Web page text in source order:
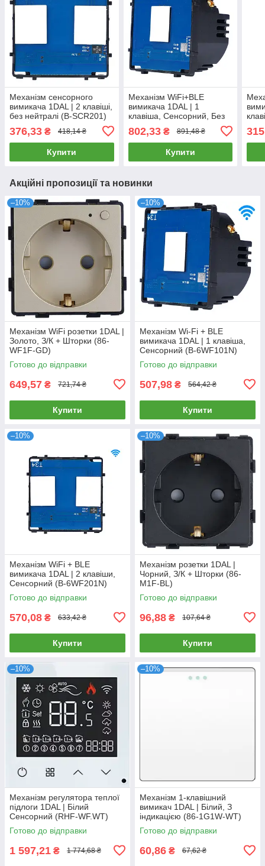
Механізм сенсорного
вимикача 1DAL | 2 клавіші,
без нейтралі (B-SCR201)
376,33 ₴ 418,14 ₴
Купити
Механізм WiFi+BLE
вимикача 1DAL | 1
клавіша, Сенсорний, Без
802,33₴ 891,48 ₴
Купити
Акційні пропозиції та новинки
–10%
Механізм WiFi розетки 1DAL |
Золото, З/К + Шторки (86-
WF1F-GD)
Готово до відправки
649,57 ₴ 721,74 ₴
Купити
–10%
Механізм Wi-Fi + BLE
вимикача 1DAL | 1 клавіша,
Сенсорний (B-6WF101N)
Готово до відправки
507,98 ₴ 564,42 ₴
Купити
–10%
Механізм WiFi + BLE
вимикача 1DAL | 2 клавіши,
Сенсорний (B-6WF201N)
Готово до відправки
570,08 ₴ 633,42 ₴
Купити
–10%
Механізм розетки 1DAL |
Чорний, З/К + Шторки (86-
M1F-BL)
Готово до відправки
96,88 ₴ 107,64 ₴
Купити
–10%
Механізм регулятора теплої
підлоги 1DAL | Білий
Сенсорний (RHF-WF.WT)
Готово до відправки
1 597,21 ₴ 1 774,68 ₴
–10%
Механізм 1-клавішний
вимикач 1DAL | Білий, З
індикацією (86-1G1W-WT)
Готово до відправки
60,86 ₴ 67,62 ₴